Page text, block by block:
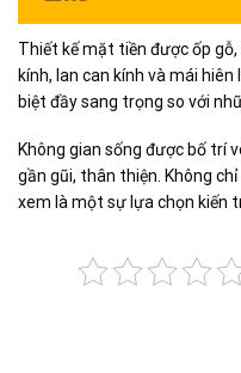
Thiết kế mặt tiền được ốp
kính, lan can kính và mái
biệt đầy sang trọng so với
Không gian sống được bố trí
gần gũi, thân thiện. Không
xem là một sự lựa chọn kiến